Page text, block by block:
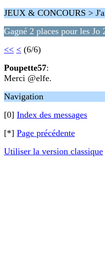
JEUX & CONCOURS >
Gagné 2 places pour les Jo
<< < (6/6)
Poupette57:
Merci @elfe.
Navigation
[0] Index des messages
[*] Page précédente
Utiliser la version classique